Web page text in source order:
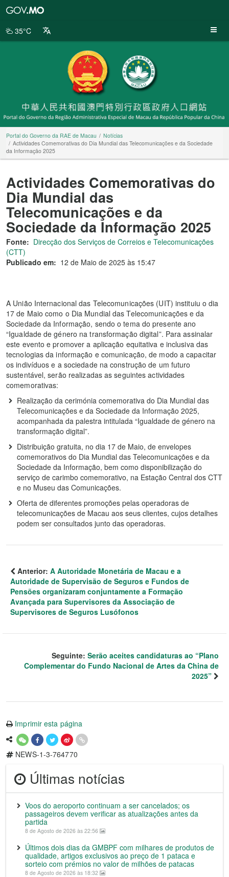
da
35°C
Portal do Governo da RAE de Macau
Notícias
Actividades Comemorativas do Dia Mundial das Telecomunicações e da Sociedade
da Informação 2025
Actividades Comemorativas do
Dia Mundial das
Telecomunicações e da
Sociedade da Informação 2025
Fonte: Direcção dos Serviços de Correios e Telecomunicações
(CTT)
Publicado em: 12 de Maio de 2025 às 15:47
A União Internacional das Telecomunicações (UIT) instituiu o dia
17 de Maio como o Dia Mundial das Telecomunicações e da
Sociedade da Informação, sendo o tema do presente ano
“Igualdade de género na transformação digital”. Para assinalar
este evento e promover a aplicação equitativa e inclusiva das
tecnologias da informação e comunicação, de modo a capacitar
os indivíduos e a sociedade na construção de um futuro
sustentável, serão realizadas as seguintes actividades
comemorativas:
Realização da cerimónia comemorativa do Dia Mundial das
Telecomunicações e da Sociedade da Informação 2025,
acompanhada da palestra intitulada “Igualdade de género na
transformação digital”.
Distribuição gratuita, no dia 17 de Maio, de envelopes
comemorativos do Dia Mundial das Telecomunicações e da
Sociedade da Informação, bem como disponibilização do
serviço de carimbo comemorativo, na Estação Central dos CTT
e no Museu das Comunicações.
Oferta de diferentes promoções pelas operadoras de
telecomunicações de Macau aos seus clientes, cujos detalhes
podem ser consultados junto das operadoras.
Anterior: A Autoridade Monetária de Macau e a
Autoridade de Supervisão de Seguros e Fundos de
Pensões organizaram conjuntamente a Formação
Avançada para Supervisores da Associação de
Supervisores de Seguros Lusófonos
Seguinte: Serão aceites candidaturas ao “Plano
Complementar do Fundo Nacional de Artes da China de
2025”
Imprimir esta página
NEWS-1-3-764770
Últimas notícias
Voos do aeroporto continuam a ser cancelados; os
passageiros devem verificar as atualizações antes da
partida
8 de Agosto de 2026 às 22:56
Últimos dois dias da GMBPF com milhares de produtos de
qualidade, artigos exclusivos ao preço de 1 pataca e
sorteio com prémios no valor de milhões de patacas
8 de Agosto de 2026 às 18:32